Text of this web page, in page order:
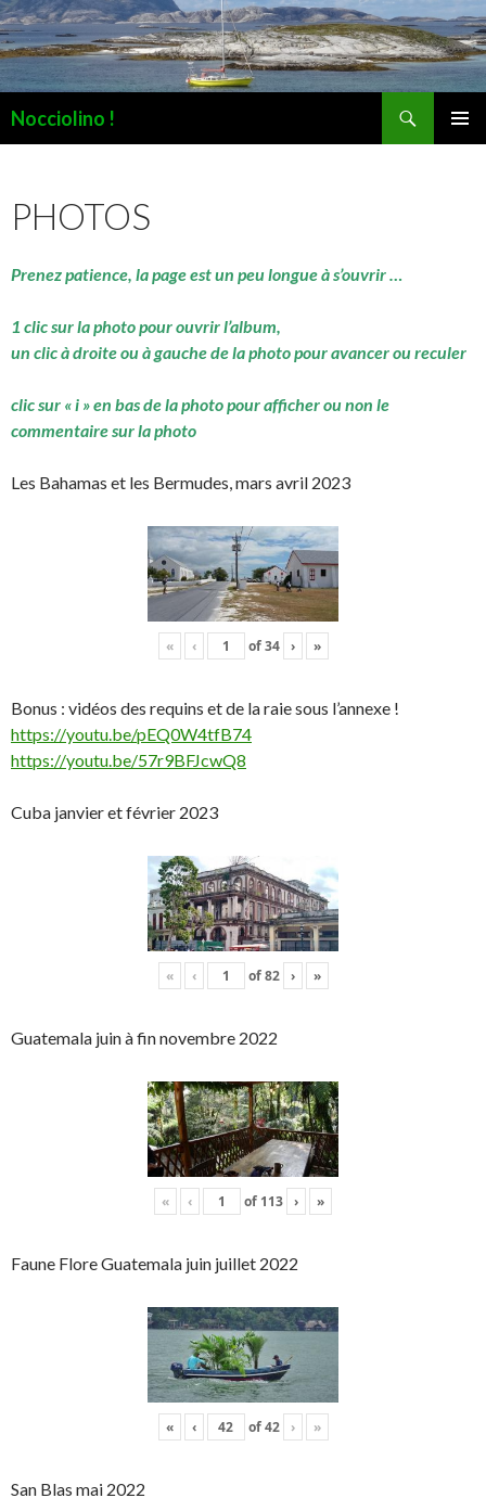
Nocciolino !
PHOTOS
Prenez patience, la page est un peu longue à s’ouvrir …
1 clic sur la photo pour ouvrir l’album,
un clic à droite ou à gauche de la photo pour avancer ou reculer
clic sur « i » en bas de la photo pour afficher ou non le
commentaire sur la photo
Les Bahamas et les Bermudes, mars avril 2023
« ‹ of34 › »
Bonus : vidéos des requins et de la raie sous l’annexe !
https://youtu.be/pEQ0W4tfB74
https://youtu.be/57r9BFJcwQ8
Cuba janvier et février 2023
« ‹ of82 › »
Guatemala juin à fin novembre 2022
« ‹ of 113 › »
Faune Flore Guatemala juin juillet 2022
« ‹ of42 › »
San Blas mai 2022